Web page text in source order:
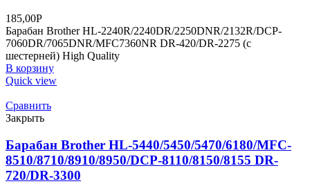
185,00Р
Барабан Brother HL-2240R/2240DR/2250DNR/2132R/DCP-
7060DR/7065DNR/MFC7360NR DR-420/DR-2275 (с
шестерней) High Quality
В корзину
Quick view
Сравнить
Закрыть
Барабан Brother HL-5440/5450/5470/6180/MFC-
8510/8710/8910/8950/DCP-8110/8150/8155 DR-
720/DR-3300